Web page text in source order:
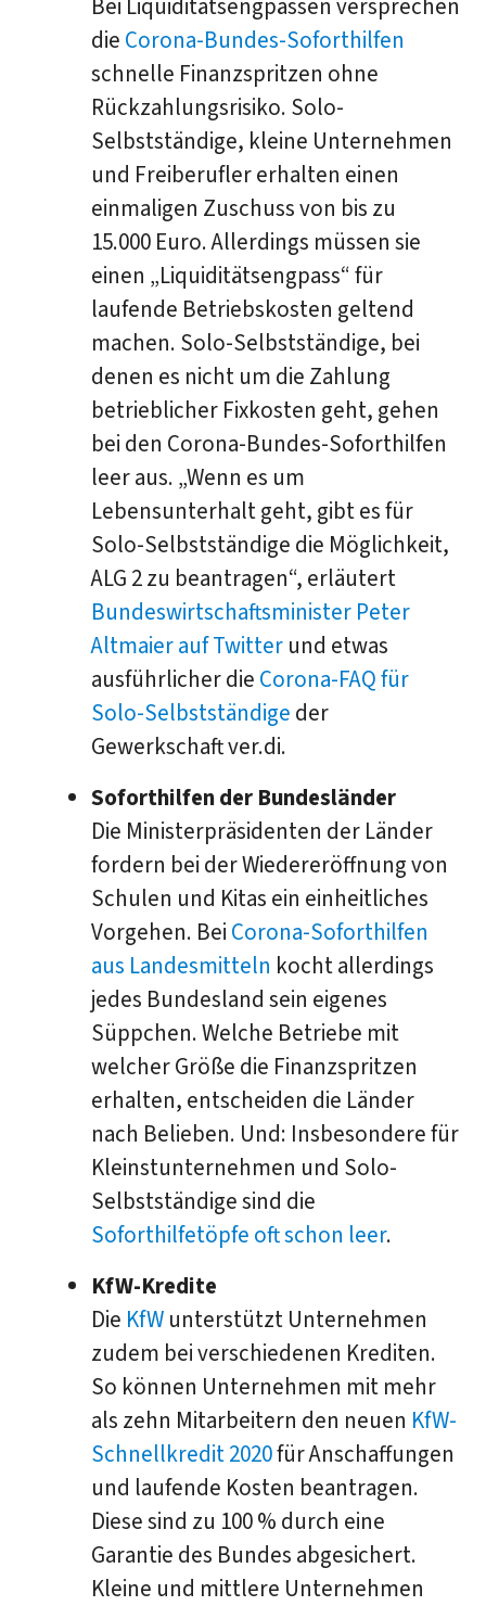
Bei Liquiditätsengpässen versprechen
die Corona-Bundes-Soforthilfen
schnelle Finanzspritzen ohne
Rückzahlungsrisiko. Solo-
Selbstständige, kleine Unternehmen
und Freiberufler erhalten einen
einmaligen Zuschuss von bis zu
15.000 Euro. Allerdings müssen sie
einen „Liquiditätsengpass“ für
laufende Betriebskosten geltend
machen. Solo-Selbstständige, bei
denen es nicht um die Zahlung
betrieblicher Fixkosten geht, gehen
bei den Corona-Bundes-Soforthilfen
leer aus. „Wenn es um
Lebensunterhalt geht, gibt es für
Solo-Selbstständige die Möglichkeit,
ALG 2 zu beantragen“, erläutert
Bundeswirtschaftsminister Peter
Altmaier auf Twitterund etwas
ausführlicher die Corona-FAQ für
Solo-Selbstständige der
Gewerkschaft ver.di.
Soforthilfen der Bundesländer
Die Ministerpräsidenten der Länder
fordern bei der Wiedereröffnung von
Schulen und Kitas ein einheitliches
Vorgehen. Bei Corona-Soforthilfen
aus Landesmitteln kocht allerdings
jedes Bundesland sein eigenes
Süppchen. Welche Betriebe mit
welcher Größe die Finanzspritzen
erhalten, entscheiden die Länder
nach Belieben. Und: Insbesondere für
Kleinstunternehmen und Solo-
Selbstständige sind die
Soforthilfetöpfe oft schon leer.
KfW-Kredite
Die KfWunterstützt Unternehmen
zudem bei verschiedenen Krediten.
So können Unternehmen mit mehr
als zehn Mitarbeitern den neuen KfW-
Schnellkredit 2020für Anschaffungen
und laufende Kosten beantragen.
Diese sind zu 100 % durch eine
Garantie des Bundes abgesichert.
Kleine und mittlere Unternehmen